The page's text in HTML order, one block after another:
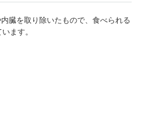
臓を取り除いたもので、食べられる
ます。